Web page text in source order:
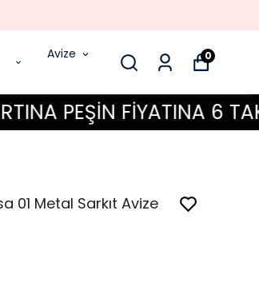
Avize 0
PEŞİN FİYATINA 6 TAKSİT
01 Metal Sarkıt Avize